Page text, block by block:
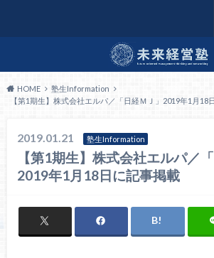
HOME
塾生Information
【第1期生】株式会社エルパ／「日経ＭＪ」2019年1月18
2019.01.21 塾生Information
【第1期生】株式会社エルパ／
2019年1月18日に記事掲載